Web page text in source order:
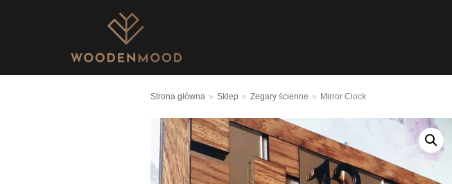
Strona główna » Sklep » Zegary ścienne » Mirror Clock